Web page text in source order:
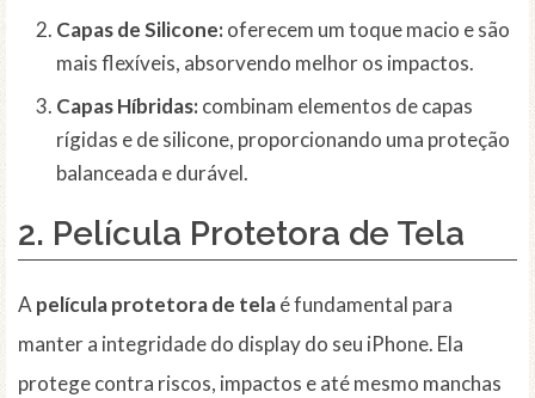
Capas de Silicone:oferecem um toque macio e são
mais flexíveis, absorvendo melhor os impactos.
Capas Híbridas:combinam elementos de capas
rígidas e de silicone, proporcionando uma proteção
balanceada e durável.
2. Película Protetora de Tela
A película protetora de telaé fundamental para
manter a integridade do display do seu iPhone. Ela
protege contra riscos, impactos e até mesmo manchas